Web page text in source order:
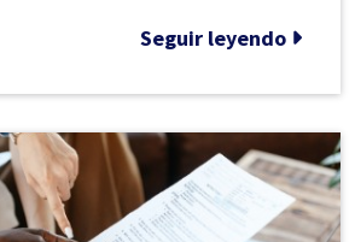
Seguir leyendo